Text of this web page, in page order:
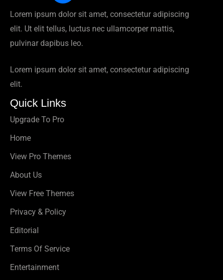
Lorem ipsum dolor sit amet, consectetur adipiscing
elit. Ut elit tellus, luctus nec ullamcorper mattis,
pulvinar dapibus leo.
Lorem ipsum dolor sit amet, consectetur adipiscing
elit.
Quick Links
Upgrade To Pro
Home
View Pro Themes
About Us
View Free Themes
Privacy & Policy
Editorial
Terms Of Service
Entertainment